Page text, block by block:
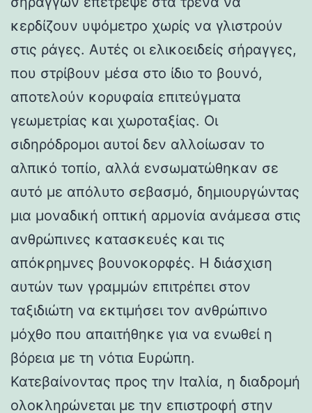
κερδίζουν υψόμετρο χωρίς να γλιστρούν
στις ράγες. Αυτές οι ελικοειδείς σήραγγες,
που στρίβουν μέσα στο ίδιο το βουνό,
αποτελούν κορυφαία επιτεύγματα
γεωμετρίας και χωροταξίας. Οι
σιδηρόδρομοι αυτοί δεν αλλοίωσαν το
αλπικό τοπίο, αλλά ενσωματώθηκαν σε
αυτό με απόλυτο σεβασμό, δημιουργώντας
μια μοναδική οπτική αρμονία ανάμεσα στις
ανθρώπινες κατασκευές και τις
απόκρημνες βουνοκορφές. Η διάσχιση
αυτών των γραμμών επιτρέπει στον
ταξιδιώτη να εκτιμήσει τον ανθρώπινο
μόχθο που απαιτήθηκε για να ενωθεί η
βόρεια με τη νότια Ευρώπη.
Κατεβαίνοντας προς την Ιταλία, η διαδρομή
ολοκληρώνεται με την επιστροφή στην